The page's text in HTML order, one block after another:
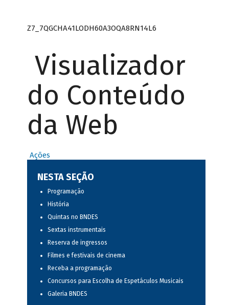
Z7_7QGCHA41LODH60A3OQA8RN14L6
Visualizador
do Conteúdo
da Web
Ações
NESTA SEÇÃO
Programação
História
Quintas no BNDES
Sextas instrumentais
Reserva de ingressos
Filmes e festivais de cinema
Receba a programação
Concursos para Escolha de Espetáculos Musicais
Galeria BNDES